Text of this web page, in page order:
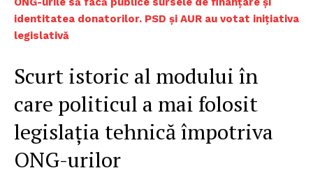
identitatea donatorilor. PSD și AUR au votat inițiativa
legislativă
Scurt istoric al modului în
care politicul a mai folosit
legislația tehnică împotriva
ONG-urilor